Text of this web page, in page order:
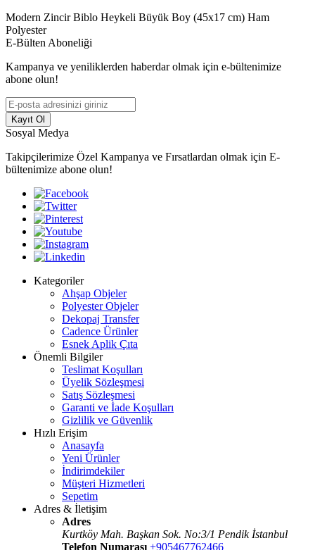
Modern Zincir Biblo Heykeli Büyük Boy (45x17 cm) Ham
Polyester
E-Bülten Aboneliği
Kampanya ve yeniliklerden haberdar olmak için e-bültenimize
abone olun!
Kayıt Ol
Sosyal Medya
Takipçilerimize Özel Kampanya ve Fırsatlardan olmak için E-
bültenimize abone olun!
Kategoriler
Ahşap Objeler
Polyester Objeler
Dekopaj Transfer
Cadence Ürünler
Esnek Aplik Çıta
Önemli Bilgiler
Teslimat Koşulları
Üyelik Sözleşmesi
Satış Sözleşmesi
Garanti ve İade Koşulları
Gizlilik ve Güvenlik
Hızlı Erişim
Anasayfa
Yeni Ürünler
İndirimdekiler
Müşteri Hizmetleri
Sepetim
Adres & İletişim
Adres
Kurtköy Mah. Başkan Sok. No:3/1 Pendik İstanbul
Telefon Numarası +905467762466